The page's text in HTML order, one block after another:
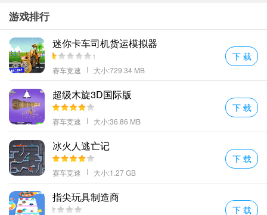
方。
越野油轮货车说明
1、独特的驾驶玩法让每个人能够体验专业级别的赛车同时感受不同
的驾驶体验。
2、经常会遇到各种极端条件如暴雨雪天沙尘暴等要做好小心应对遵
守交通规则规避风险。
3、蜿蜒盘旋的多种山路还是极为危险需要自己尝试的锻炼好自身过
硬的驾驶技术才行；
4、感受一场真实的竞速赛车大作战驾驶油罐车可以去任何想去的地
方。
5、令人放松但为玩家提供了完善的指导原则超级简单的游戏命令和
玩家控制；
6、驾驶各种汽车体验逼真的行驶玩家可以以第一人称视角来行驶车
游戏排行
迷你卡车司机货运模拟器
赛车竞速 大小:729.34 MB
下 载
超级木旋3D国际版
赛车竞速 大小:36.86 MB
下 载
冰火人逃亡记
赛车竞速 大小:1.27 GB
下 载
指尖玩具制造商
下 载